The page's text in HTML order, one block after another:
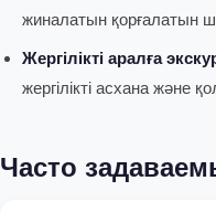
жиналатын қорғалатын
Жергілікті аралға
жергілікті асхана және
Часто